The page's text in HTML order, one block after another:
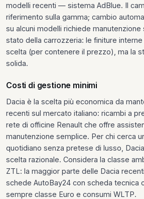
modelli recenti — sistema AdBlue. Il
riferimento sulla gamma; cambio
su alcuni modelli richiede manutenzione
stato della carrozzeria: le finiture
scelta (per contenere il prezzo), ma la
solida.
Costi di gestione minimi
Dacia è la scelta più economica da
recenti sul mercato italiano: ricambi a
rete di officine Renault che offre
manutenzione semplice. Per chi cerca
quotidiano senza pretese di lusso,
scelta razionale. Considera la classe
ZTL: la maggior parte delle Dacia
schede AutoBay24 con scheda tecnica
sempre classe Euro e consumi WLTP.